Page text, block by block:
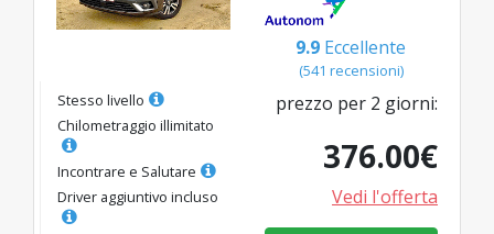
9.9 Eccellente
(541 recensioni)
Stesso livello
Chilometraggio illimitato
Incontrare e Salutare
Driver aggiuntivo incluso
prezzo per 2 giorni:
376.00€
Vedi l'offerta